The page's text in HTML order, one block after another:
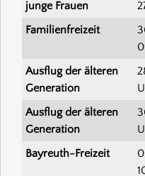
junge Frauen
Familienfreizeit
Ausflug der älteren
Generation
Ausflug der älteren
Generation
Bayreuth-Freizeit